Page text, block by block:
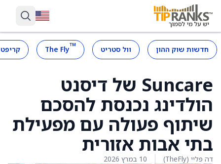
חדשות שוק ההון וול סטריט ™
The Fly
Suncare של דיסנט
הולדינג נכנסת להסכם
שיתוף פעולה עם מפעילת
בתי אבות אזורית
דה פליי (TheFly) 10 במרץ 2026